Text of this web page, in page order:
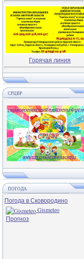
Горячая линия
СРЦВР
ПОГОДА
Погода в Сковородино
Gismeteo
Прогноз